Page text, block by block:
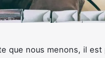
que nous menons, il